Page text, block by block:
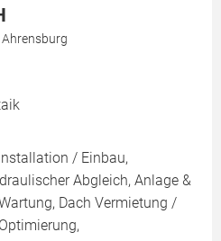
/ Einbau,
Abgleich, Anlage &
Dach Vermietung /